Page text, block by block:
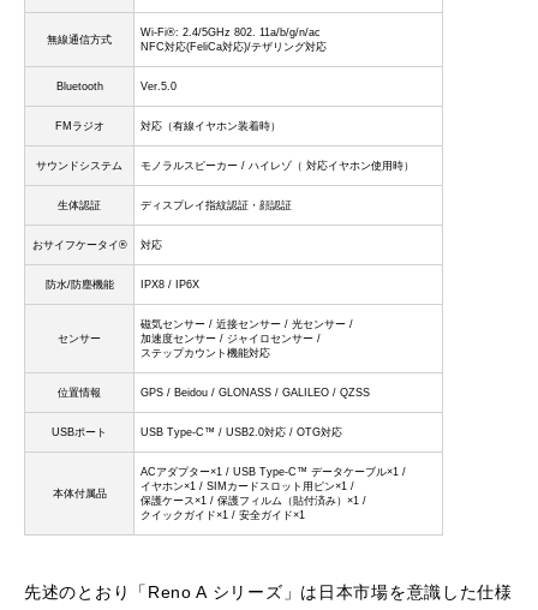
無線通信方式
Wi-Fi®: 2.4/5GHz 802. 11a/b/g/n/ac
NFC対応(FeliCa対応)/テザリング対応
Bluetooth Ver.5.0
FMラジオ 対応（有線イヤホン装着時）
サウンドシステム モノラルスピーカー / ハイレゾ（ 対応イヤホン使用時）
生体認証 ディスプレイ指紋認証・顔認証
おサイフケータイ® 対応
防水/防塵機能 IPX8 / IP6X
センサー
磁気センサー / 近接センサー / 光センサー /
加速度センサー / ジャイロセンサー /
ステップカウント機能対応
位置情報 GPS / Beidou / GLONASS / GALILEO / QZSS
USBポート USB Type-C™ / USB2.0対応 / OTG対応
本体付属品
ACアダプター×1 / USB Type-C™ データケーブル×1 /
イヤホン×1 / SIMカードスロット用ピン×1 /
保護ケース×1 / 保護フィルム（貼付済み）×1 /
クイックガイド×1 / 安全ガイド×1
先述のとおり「Reno A シリーズ」は日本市場を意識した仕様